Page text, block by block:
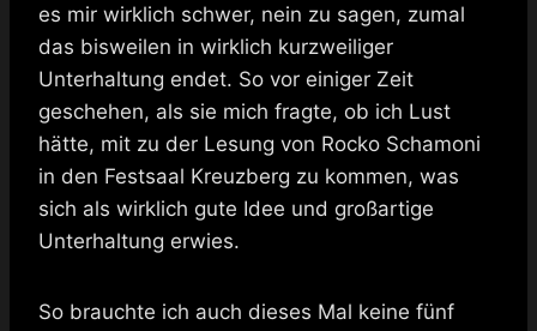
es mir wirklich schwer, nein zu sagen, zumal
das bisweilen in wirklich kurzweiliger
Unterhaltung endet. So vor einiger Zeit
geschehen, als sie mich fragte, ob ich Lust
hätte, mit zu der Lesung von Rocko Schamoni
in den Festsaal Kreuzberg zu kommen, was
sich als wirklich gute Idee und großartige
Unterhaltung erwies.
So brauchte ich auch dieses Mal keine fünf